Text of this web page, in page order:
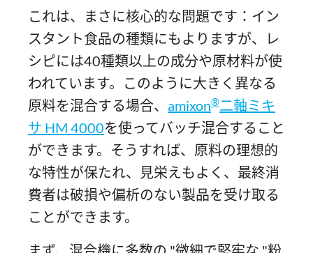
これは、まさに核心的な問題です：イン
スタント食品の種類にもよりますが、レ
シピには40種類以上の成分や原材料が使
われています。このように大きく異なる
原料を混合する場合、 amixon®二軸ミキ
サ HM 4000を使ってバッチ混合すること
ができます。そうすれば、原料の理想的
な特性が保たれ、見栄えもよく、最終消
費者は破損や偏析のない製品を受け取る
ことができます。